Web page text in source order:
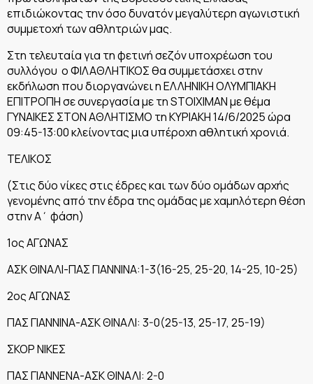
επιδιώκοντας την όσο δυνατόν μεγαλύτερη αγωνιστική
συμμετοχή των αθλητριών μας.
Στη τελευταία για τη φετινή σεζόν υποχρέωση του
συλλόγου ο ΦΙΛΑΘΛΗΤΙΚΟΣ θα συμμετάσχει στην
εκδήλωση που διοργανώνει η ΕΛΛΗΝΙΚΗ ΟΛΥΜΠΙΑΚΗ
ΕΠΙΤΡΟΠΗ σε συνεργασία με τη STOIXIMAN με θέμα
ΓΥΝΑΙΚΕΣ ΣΤΟΝ ΑΘΛΗΤΙΣΜΟ τη ΚΥΡΙΑΚΗ 14/6/2025 ώρα
09:45-13:00 κλείνοντας μια υπέροχη αθλητική χρονιά.
ΤΕΛΙΚOΣ
(Στις δύο νίκες στις έδρες και των δύο ομάδων αρχής
γενομένης από την έδρα της ομάδας με χαμηλότερη θέση
στην Α΄ φάση)
1ος ΑΓΩΝΑΣ
ΑΣΚ ΘΙΝΑΛΙ-ΠΑΣ ΓΙΑΝΝΙΝΑ:1-3(16-25, 25-20, 14-25, 10-25)
2ος ΑΓΩΝΑΣ
ΠΑΣ ΓΙΑΝΝΙΝΑ-ΑΣΚ ΘΙΝΑΛΙ: 3-0(25-13, 25-17, 25-19)
ΣΚΟΡ ΝΙΚΕΣ
ΠΑΣ ΓΙΑΝΝΕΝΑ-ΑΣΚ ΘΙΝΑΛΙ: 2-0